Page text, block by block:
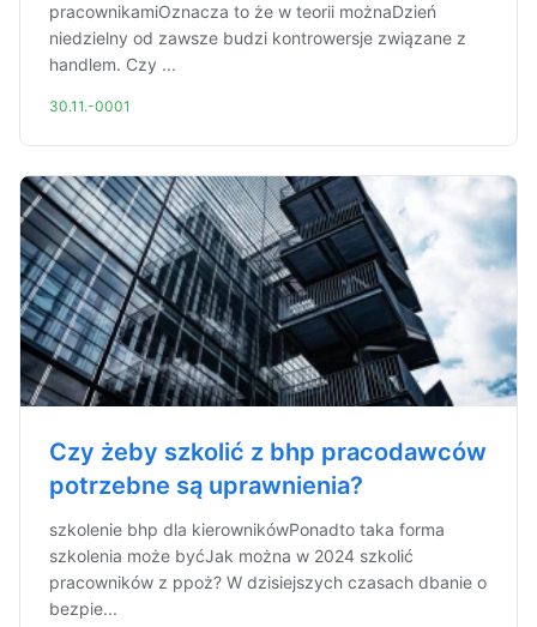
pracownikamiOznacza to że w teorii możnaDzień
niedzielny od zawsze budzi kontrowersje związane z
handlem. Czy ...
30.11.-0001
Czy żeby szkolić z bhp pracodawców
potrzebne są uprawnienia?
szkolenie bhp dla kierownikówPonadto taka forma
szkolenia może byćJak można w 2024 szkolić
pracowników z ppoż? W dzisiejszych czasach dbanie o
bezpie...